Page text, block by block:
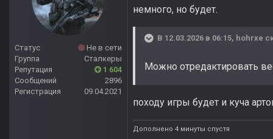
Статус
Не в сети
Группа
Сталкеры
Репутация
1 604
Сообщений
2896
Регистрация
09.04.2021
немного, но будет.
В 12.03.2026 в 06:15, hohrxe
Можно отредактировать
походу игры будет и куча
Дополнено 4 минуты спустя